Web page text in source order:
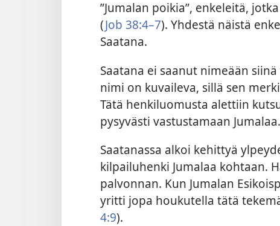
”Jumalan poikia”, enkeleitä,
(Job 38:4–7). Yhdestä näistä
Saatana.
Saatana ei saanut nimeään
nimi on kuvaileva, sillä sen
Tätä henkiluomusta alettiin
pysyvästi vastustamaan Jumalaa.
Saatanassa alkoi kehittyä
kilpailuhenki Jumalaa kohtaan.
palvonnan. Kun Jumalan
yritti jopa houkutella tätä
4:9).